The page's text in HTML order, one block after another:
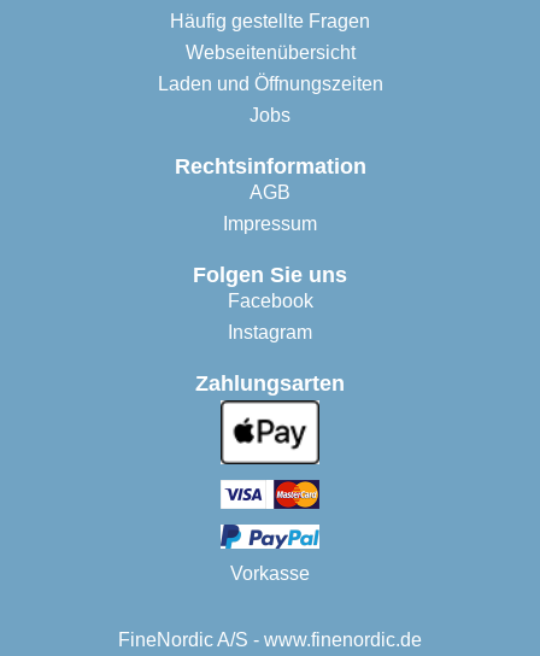
Häufig gestellte Fragen
Webseitenübersicht
Laden und Öffnungszeiten
Jobs
Rechtsinformation
AGB
Impressum
Folgen Sie uns
Facebook
Instagram
Zahlungsarten
Vorkasse
FineNordic A/S - www.finenordic.de